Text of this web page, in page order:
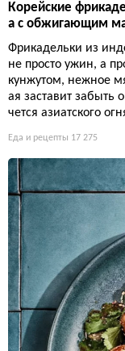
Корейские
а с обжигающим
Фрикадельки из
не просто ужин, а
кунжутом, нежное
ая заставит забыть
чется азиатского
Еда и рецепты 17 275